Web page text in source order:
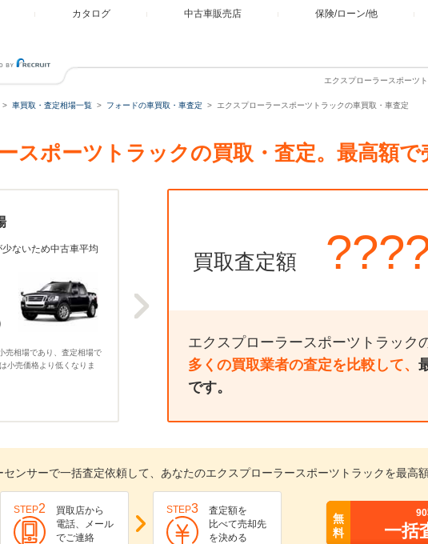
カタログ 中古車販売店 保険/ローン/他
エクスプローラースポーツ
車買取・査定相場一覧 フォードの車買取・車査定 エクスプローラースポーツトラックの車買取・車査定
スポーツトラックの買取・査定。最高額で
ないため中古車平均
売相場であり、査定相場で
小売価格より低くなりま
買取査定額
エクスプローラースポーツトラック
多くの買取業者の査定を比較して、
です。
センサーで一括査定依頼して、あなたのエクスプローラースポーツトラックを最高
STEP2
買取店から
電話、メール
でご連絡
STEP3
査定額を
比べて売却先
を決める
無
料
一括